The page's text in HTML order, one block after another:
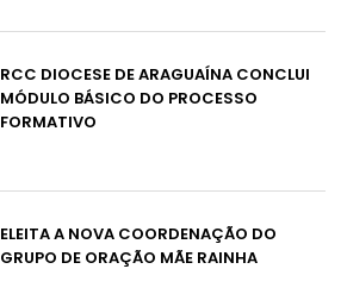
RCC DIOCESE DE ARAGUAÍNA CONCLUI
MÓDULO BÁSICO DO PROCESSO
FORMATIVO
ELEITA A NOVA COORDENAÇÃO DO
GRUPO DE ORAÇÃO MÃE RAINHA